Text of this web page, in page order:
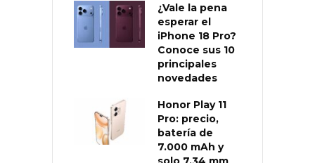
¿Vale la pena
esperar el
iPhone 18 Pro?
Conoce sus 10
principales
novedades
Honor Play 11
Pro: precio,
batería de
7.000 mAh y